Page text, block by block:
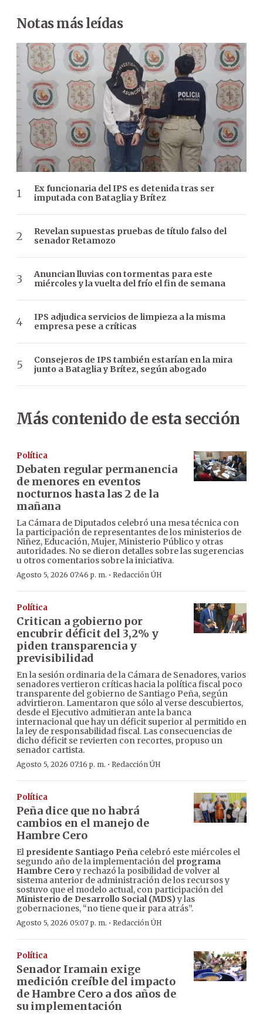
Notas más leídas
Ex funcionaria del IPS es detenida tras ser
imputada con Bataglia y Brítez
Revelan supuestas pruebas de título falso del
senador Retamozo
Anuncian lluvias con tormentas para este
miércoles y la vuelta del frío el fin de semana
IPS adjudica servicios de limpieza a la misma
empresa pese a críticas
Consejeros de IPS también estarían en la mira
junto a Bataglia y Brítez, según abogado
Más contenido de esta sección
Política
Debaten regular permanencia
de menores en eventos
nocturnos hasta las 2 de la
mañana
La Cámara de Diputados celebró una mesa técnica con
la participación de representantes de los ministerios de
Niñez, Educación, Mujer, Ministerio Público y otras
autoridades. No se dieron detalles sobre las sugerencias
u otros comentarios sobre la iniciativa.
Agosto 5, 2026 07:46 p. m. · Redacción ÚH
Política
Critican a gobierno por
encubrir déficit del 3,2% y
piden transparencia y
previsibilidad
En la sesión ordinaria de la Cámara de Senadores, varios
senadores vertieron críticas hacia la política fiscal poco
transparente del gobierno de Santiago Peña, según
advirtieron. Lamentaron que sólo al verse descubiertos,
desde el Ejecutivo admitieran ante la banca
internacional que hay un déficit superior al permitido en
la ley de responsabilidad fiscal. Las consecuencias de
dicho déficit se revierten con recortes, propuso un
senador cartista.
Agosto 5, 2026 07:16 p. m. · Redacción ÚH
Política
Peña dice que no habrá
cambios en el manejo de
Hambre Cero
El presidente Santiago Peña celebró este miércoles el
segundo año de la implementación del programa
Hambre Cero y rechazó la posibilidad de volver al
sistema anterior de administración de los recursos y
sostuvo que el modelo actual, con participación del
Ministerio de Desarrollo Social (MDS)y las
gobernaciones, “no tiene que ir para atrás”.
Agosto 5, 2026 05:07 p. m. · Redacción ÚH
Política
Senador Iramain exige
medición creíble del impacto
de Hambre Cero a dos años de
su implementación